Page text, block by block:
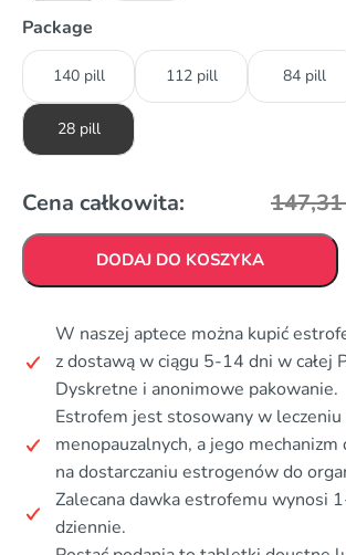
Package
140 pill 112 pill 84 pill
28 pill
Cena całkowita:
DODAJ DO KOSZYKA
W naszej aptece można kupić
z dostawą w ciągu 5-14 dni w całej
Dyskretne i anonimowe pakowanie.
Estrofem jest stosowany w
menopauzalnych, a jego mechanizm
na dostarczaniu estrogenów do
Zalecana dawka estrofemu wynosi
dziennie.